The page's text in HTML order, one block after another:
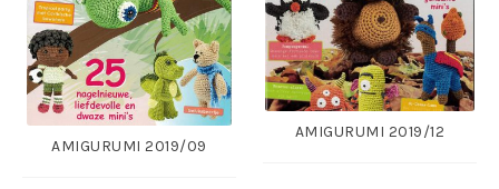
AMIGURUMI 2019/09
AMIGURUMI 2019/12